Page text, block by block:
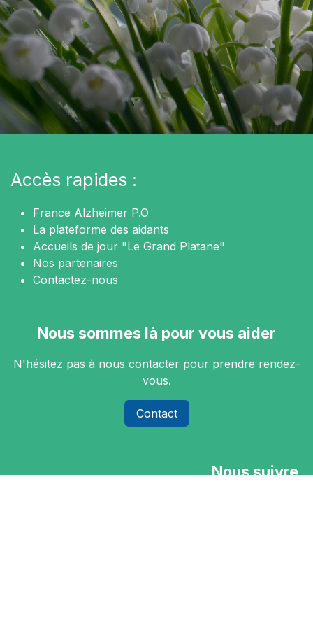
Accès rapides :
France Alzheimer P.O
La plateforme des aidants
Accueils de jour "Le Grand Platane"
Nos partenaires
Contactez-nous
Nous sommes là pour vous aider
N'hésitez pas à nous contacter pour prendre rendez-
vous.
Contact
Nous suivre